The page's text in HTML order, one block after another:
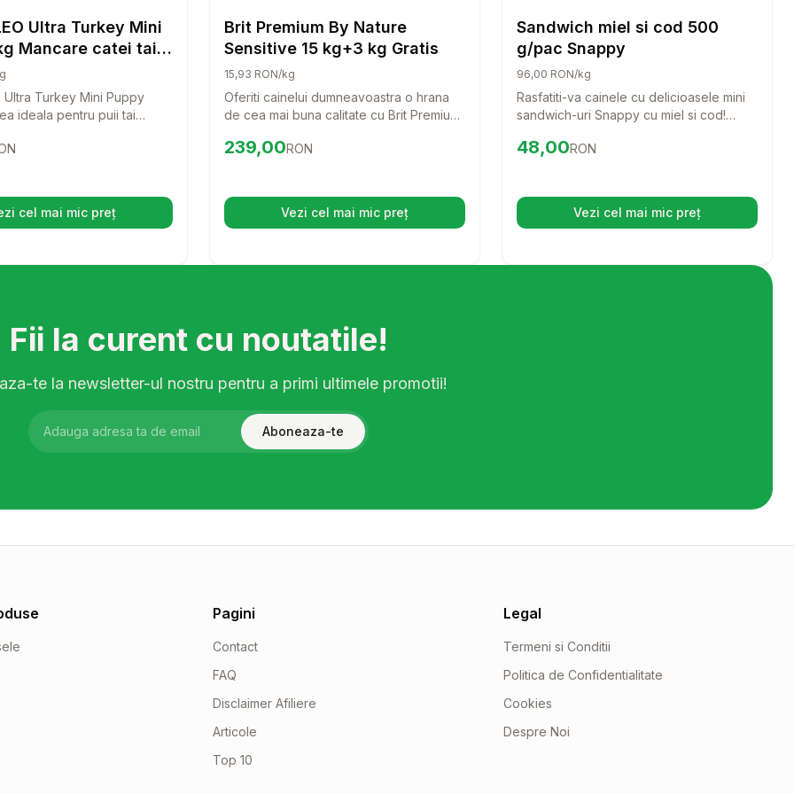
Caini
Ultra Turkey Mini
Mancare catei taie
Ultra Turkey Mini Puppy
ideala pentru puii tai
aceasta mancare
puternic.
cel mai mic preț
(se deschide într-o filă nouă)
Brit Premium By Nature
Sensitive 15 kg+3 kg Gratis
15,93 RON/kg
Oferiti cainelui dumneavoastra o hrana
de cea mai buna calitate cu Brit Premium
delicioasa, bazata pe carne de somon,
digestie usoara si o blana stralucitoare.
Preț: 239.00 RON
239,00RON
Vezi cel mai mic preț(se deschide într-o filă nouă)
Sandwich miel si cod 500
g/pac Snappy
96,00 RON/kg
Rasfatiti-va cainele cu delicioasele mini
sandwich-uri Snappy cu miel si cod!
pentru orice rasa, oferind un gust
Preț:48.00
48,00RON
Vezi cel mai mic preț(se deschide într-o filă
Fii la curent cu noutatile!
te la newsletter-ul nostru pentru a primi ultimele promotii!
Aboneaza-te
Pagini
Contact
FAQ
Disclaimer Afiliere
Articole
Top 10
Legal
Termeni si Conditii
Politica de Confidentialitate
Cookies
Despre Noi